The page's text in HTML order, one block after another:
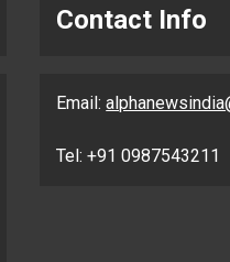
Contact Info
Email:
Tel: +91 0987543211